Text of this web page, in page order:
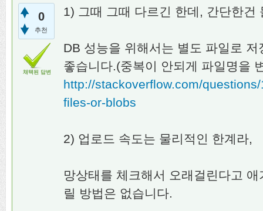
0
추천
채택된 답변
1) 그때 그때 다르긴 한데, 간단한건
DB 성능을 위해서는 별도 파일로
좋습니다.(중복이 안되게 파일명을
http://stackoverflow.com/
files-or-blobs
2) 업로드 속도는 물리적인 한계라,
망상태를 체크해서 오래걸린다고
릴 방법은 없습니다.